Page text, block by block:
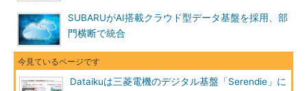
SUBARUがAI搭載クラウド型データ基盤を採用、部
門横断で統合
Dataikuは三菱電機のデジタル基盤「Serendie」に